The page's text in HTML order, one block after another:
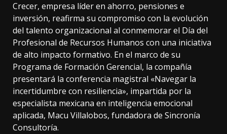
Crecer, empresa líder en ahorro, pensiones e
inversión, reafirma su compromiso con la evolución
del talento organizacional al conmemorar el Día del
Profesional de Recursos Humanos con una iniciativa
de alto impacto formativo. En el marco de su
Programa de Formación Gerencial, la compañía
presentará la conferencia magistral «Navegar la
incertidumbre con resiliencia», impartida por la
especialista mexicana en inteligencia emocional
aplicada, Macu Villalobos, fundadora de Sincronía
Consultoría.